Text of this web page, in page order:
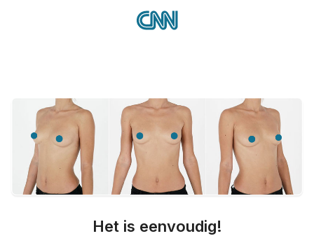
Het is eenvoudig!